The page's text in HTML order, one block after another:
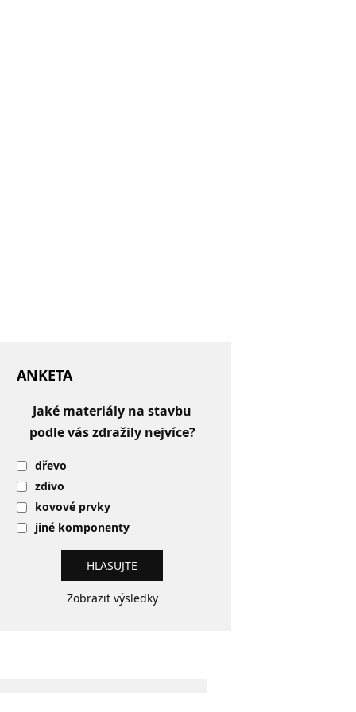
ANKETA
Jaké materiály na stavbu
podle vás zdražily nejvíce?
dřevo
zdivo
kovové prvky
jiné komponenty
Zobrazit výsledky